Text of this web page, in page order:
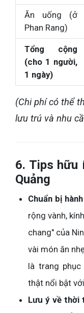
Ăn uống (ở
Phan Rang)
Tổng cộng
(cho 1 người,
1 ngày)
(Chi phí có thể
lưu trú và nhu
6. Tips hữu
Quảng
Chuẩn bị
rộng vành,
chang" của
vài món ăn
là trang
thật nổi bật
Lưu ý về thời